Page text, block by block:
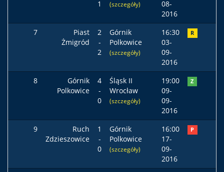
1
(szczegóły)
08-
2016
7
Piast
Żmigród
2
-
2
Górnik
Polkowice
(szczegóły)
16:30
03-
09-
2016
R
8
Górnik
Polkowice
4
-
0
Śląsk II
Wrocław
(szczegóły)
19:00
09-
09-
2016
Z
9
Ruch
Zdzieszowice
1
-
0
Górnik
Polkowice
(szczegóły)
16:00
17-
09-
2016
P